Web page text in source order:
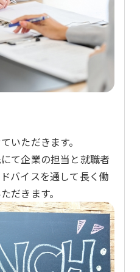
いただきます。
て企業の担当と就職者
バイスを通して長く働
だきます。